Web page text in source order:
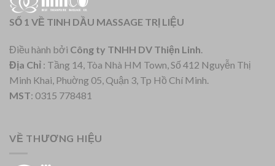
SỐ 1 VỀ TINH DẦU MASSAGE TRỊ LIỆU
Điều hành bởi Công ty TNHH DV Thiện Linh.
Địa Chỉ : Tầng 14, Tòa Nhà HM Town, Số 412 Nguyễn Thị
Minh Khai, Phuờng 05, Quận 3, Tp Hồ Chí Minh.
MST: 0315 778481
VỀ THƯƠNG HIỆU